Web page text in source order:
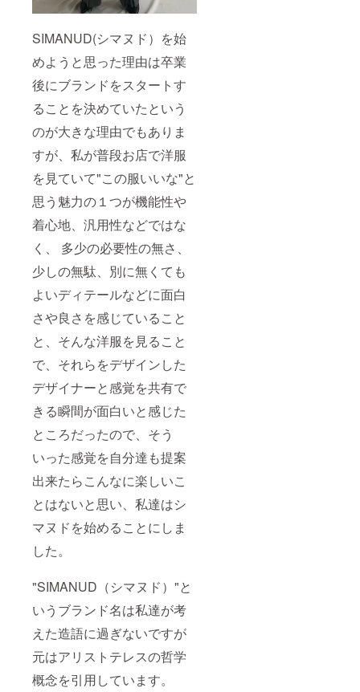
SIMANUD(シマヌド）を始
めようと思った理由は卒業
後にブランドをスタートす
ることを決めていたという
のが大きな理由でもありま
すが、私が普段お店で洋服
を見ていて"この服いいな"と
思う魅力の１つが機能性や
着心地、汎用性などではな
く、 多少の必要性の無さ、
少しの無駄、別に無くても
よいディテールなどに面白
さや良さを感じていること
と、そんな洋服を見ること
で、それらをデザインした
デザイナーと感覚を共有で
きる瞬間が面白いと感じた
ところだったので、そう
いった感覚を自分達も提案
出来たらこんなに楽しいこ
とはないと思い、私達はシ
マヌドを始めることにしま
した。
"SIMANUD（シマヌド）"と
いうブランド名は私達が考
えた造語に過ぎないですが
元はアリストテレスの哲学
概念を引用しています。